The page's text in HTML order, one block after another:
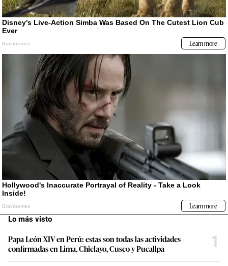
Lo más visto
Papa León XIV en Perú: estas son todas las actividades
confirmadas en Lima, Chiclayo, Cusco y Pucallpa
1